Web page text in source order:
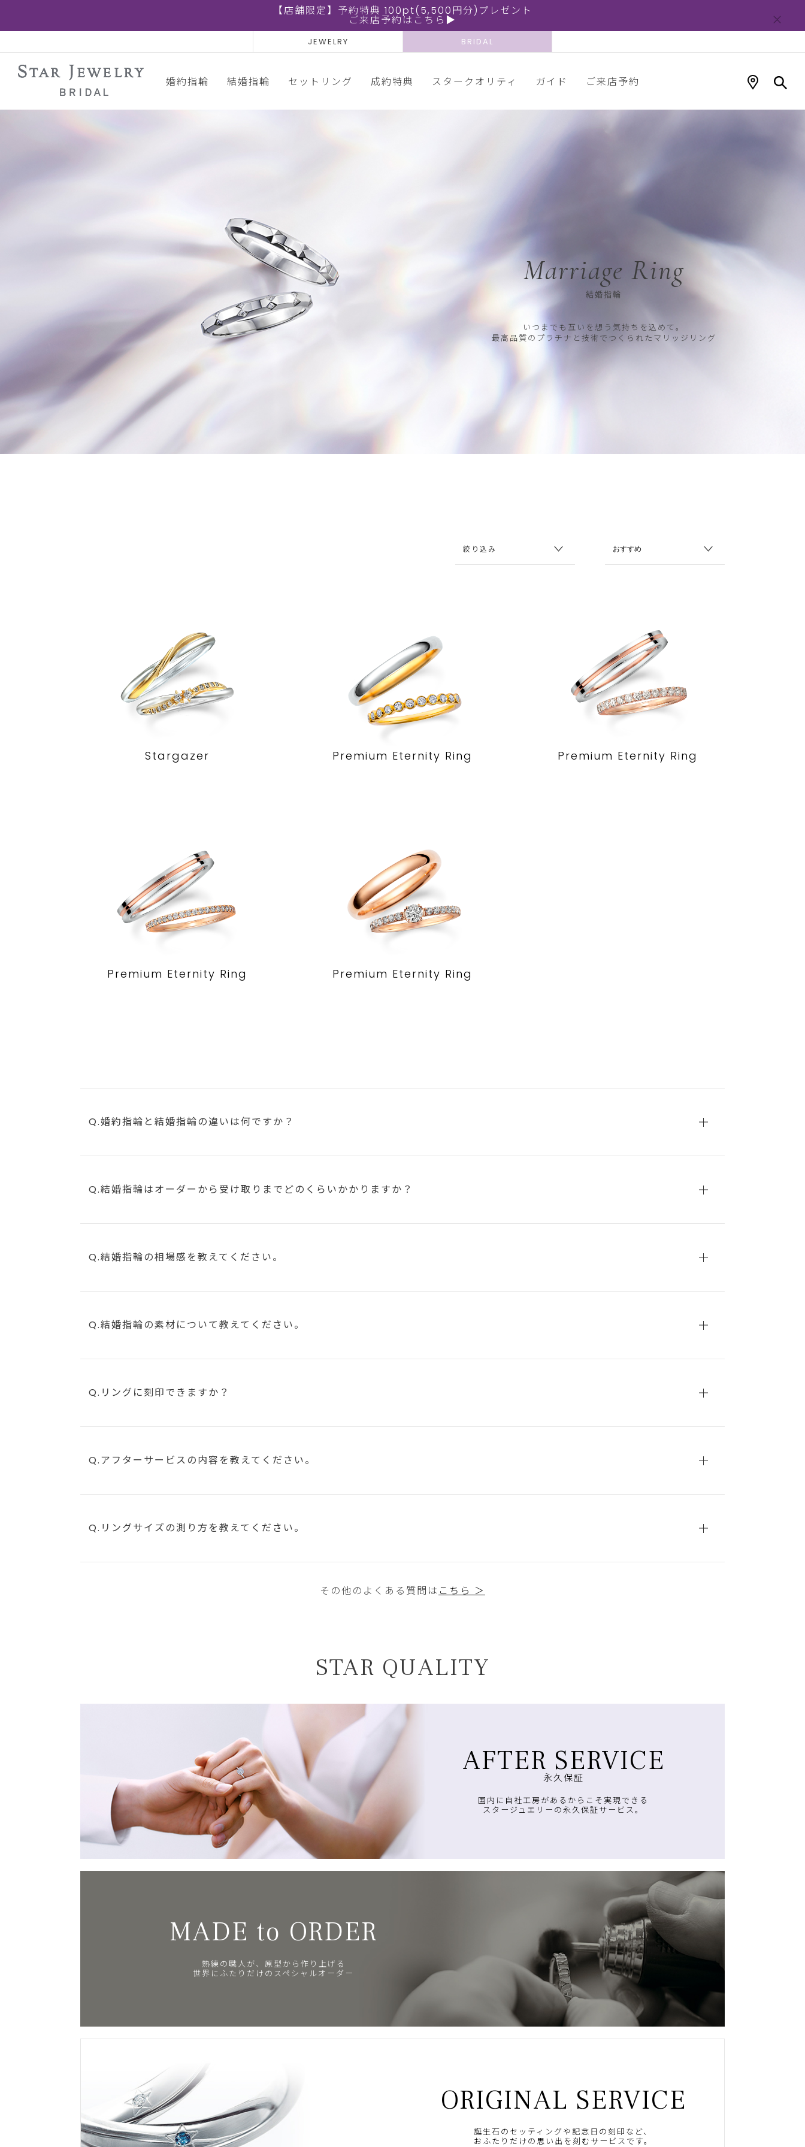
【店舗限定】予約特典 100pt(5,500円分)プレゼント
ご来店予約はこちら▶
JEWELRY BRIDAL
婚約指輪 結婚指輪 セットリング 成約特典 スタークオリティ ガイド ご来店予約
Marriage Ring
結婚指輪
いつまでも互いを想う気持ちを込めて。
最高品質のプラチナと技術でつくられたマリッジリング
絞り込み
Stargazer Premium Eternity Ring Premium Eternity Ring
Premium Eternity Ring Premium Eternity Ring
Q.婚約指輪と結婚指輪の違いは何ですか？
Q.結婚指輪はオーダーから受け取りまで どのくらいかかりますか？
Q.結婚指輪の相場感を教えてください。
Q.結婚指輪の素材について教えてください。
Q.リングに刻印できますか？
Q.アフターサービスの内容を教えてください。
Q.リングサイズの測り方を教えてください。
その他のよくある質問は こちら ＞
STAR QUALITY
AFTER SERVICE
永久保証
国内に自社工房があるからこそ実現できる
スタージュエリーの永久保証サービス。
MADE to ORDER
熟練の職人が、原型から作り上げる
世界にふたりだけのスペシャルオーダー
ORIGINAL SERVICE
誕生石のセッティングや記念日の刻印など、
おふたりだけの思い出を刻むサービスです。